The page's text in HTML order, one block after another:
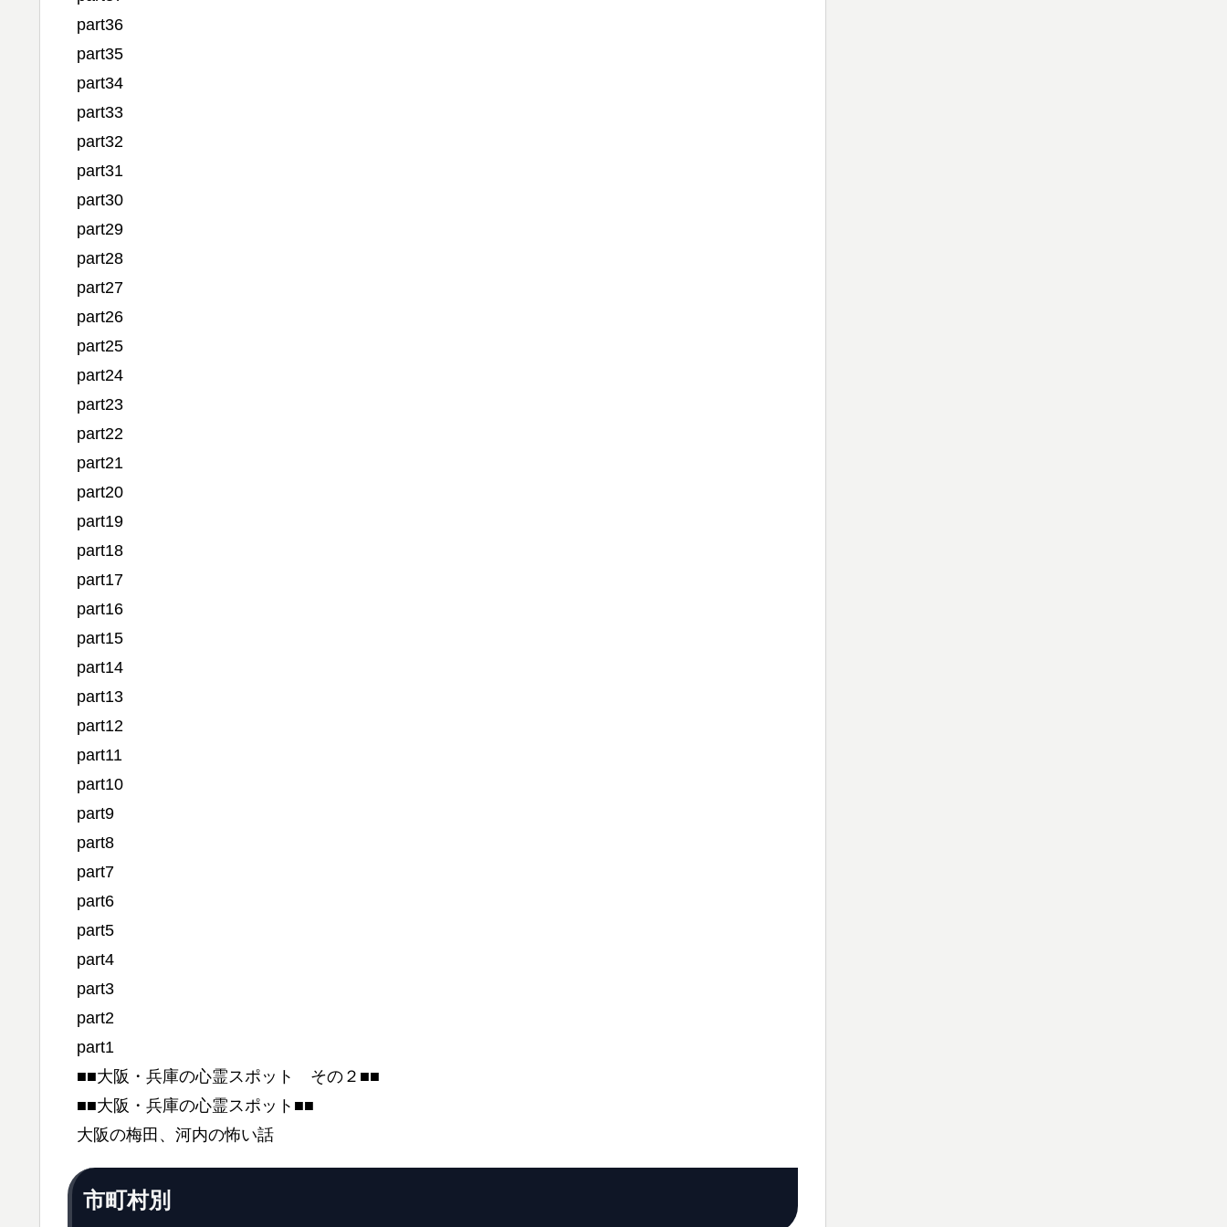
part36
part35
part34
part33
part32
part31
part30
part29
part28
part27
part26
part25
part24
part23
part22
part21
part20
part19
part18
part17
part16
part15
part14
part13
part12
part11
part10
part9
part8
part7
part6
part5
part4
part3
part2
part1
■■大阪・兵庫の心霊スポット その２■■
■■大阪・兵庫の心霊スポット■■
大阪の梅田、河内の怖い話
市町村別